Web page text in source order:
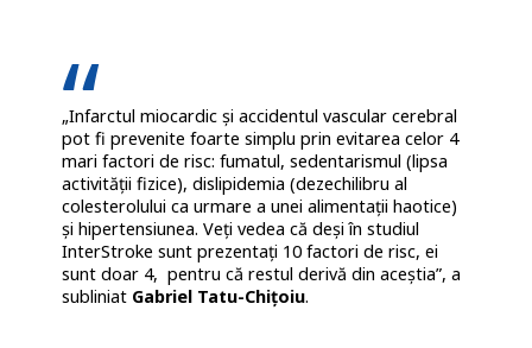
„Infarctul miocardic și accidentul vascular cerebral
pot fi prevenite foarte simplu prin evitarea celor 4
mari factori de risc: fumatul, sedentarismul (lipsa
activității fizice), dislipidemia (dezechilibru al
colesterolului ca urmare a unei alimentații haotice)
și hipertensiunea. Veți vedea că deși în studiul
InterStroke sunt prezentați 10 factori de risc, ei
sunt doar 4, pentru că restul derivă din aceștia”, a
subliniat Gabriel Tatu-Chițoiu.